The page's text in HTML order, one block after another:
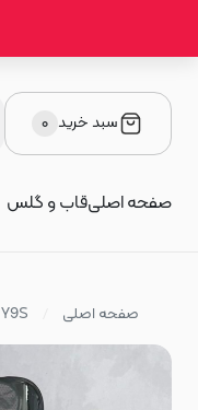
سبد خرید ۰
صفحه اصلیقاب و گلس
صفحه اصلی Y9S